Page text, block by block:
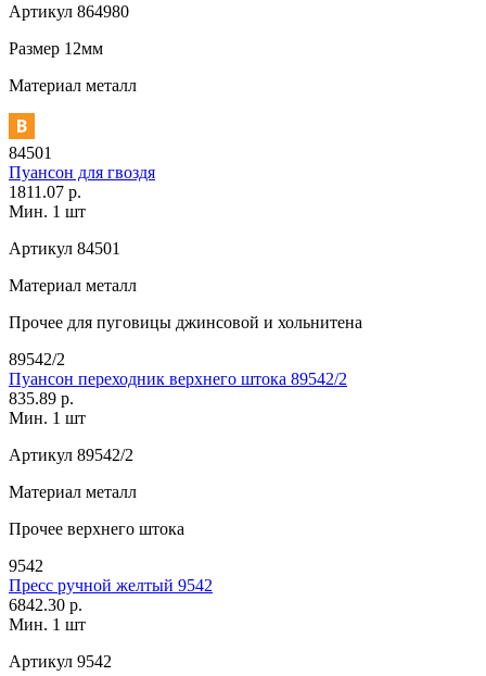
Артикул 864980
Размер 12мм
Материал металл
84501
Пуансон для гвоздя
1811.07 р.
Мин. 1 шт
Артикул 84501
Материал металл
Прочее для пуговицы джинсовой и хольнитена
89542/2
Пуансон переходник верхнего штока 89542/2
835.89 р.
Мин. 1 шт
Артикул 89542/2
Материал металл
Прочее верхнего штока
9542
Пресс ручной желтый 9542
6842.30 р.
Мин. 1 шт
Артикул 9542